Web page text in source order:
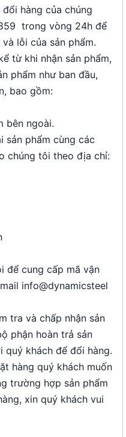
hàng của chúng
trong vòng 24h để
lỗi của sản phẩm.
từ khi nhận sản phẩm,
phẩm như ban đầu,
bao gồm:
bên ngoài.
sản phẩm cùng các
chúng tôi theo địa chỉ:
để cung cấp mã vận
info@dynamicsteel​​​​​​​
tra và chấp nhận sản
phận hoàn trả sản
quý khách để đổi hàng.
hàng quý khách muốn
trường hợp sản phẩm
xin quý khách vui